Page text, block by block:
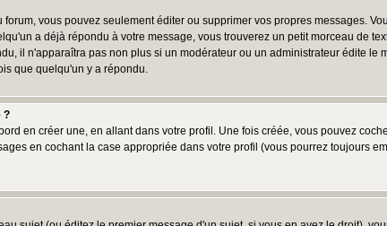
vous pouvez seulement éditer ou supprimer vos propres messages.
a déjà répondu à votre message, vous trouverez un petit morceau de
il n'apparaîtra pas non plus si un modérateur ou un administrateur édite
que quelqu'un y a répondu.
?
en créer une, en allant dans votre profil. Une fois créée, vous pouvez
en cochant la case appropriée dans votre profil (vous pourrez toujours